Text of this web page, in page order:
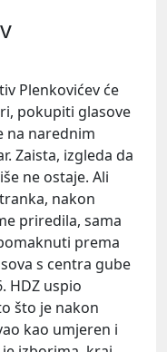
Plenkovićev će
pokupiti glasove
na narednim
Zaista, izgleda da
ne ostaje. Ali
nakon
priredila, sama
prema
s centra gube
HDZ uspio
što je nakon
kao umjeren i